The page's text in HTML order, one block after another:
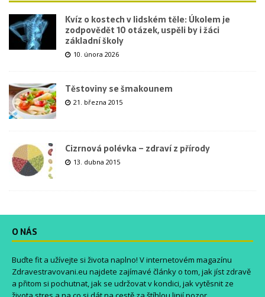
Kvíz o kostech v lidském těle: Úkolem je
zodpovědět 10 otázek, uspěli by i žáci
základní školy
10. února 2026
Těstoviny se šmakounem
21. března 2015
Cizrnová polévka – zdraví z přírody
13. dubna 2015
O NÁS
Buďte fit a užívejte si života naplno! V internetovém magazínu
Zdravestravovani.eu najdete zajímavé články o tom, jak jíst zdravě
a přitom si pochutnat, jak se udržovat v kondici, jak vytěsnit ze